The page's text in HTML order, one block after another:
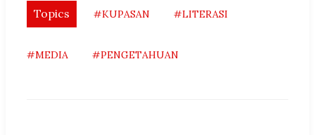
Topics #KUPASAN #LITERASI
#MEDIA #PENGETAHUAN